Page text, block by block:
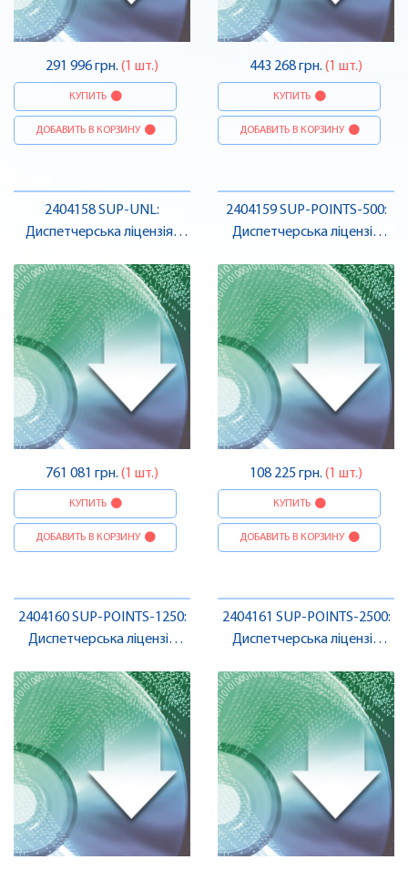
291 996 грн. (1 шт.)
КУПИТЬ
ДОБАВИТЬ В КОРЗИНУ
443 268 грн. (1 шт.)
КУПИТЬ
ДОБАВИТЬ В КОРЗИНУ
2404158 SUP-UNL:
Диспетчерська ліцензія ,
761 081 грн. (1 шт.)
КУПИТЬ
ДОБАВИТЬ В КОРЗИНУ
2404159 SUP-POINTS-500:
Диспетчерська ліцензія
108 225 грн. (1 шт.)
КУПИТЬ
ДОБАВИТЬ В КОРЗИНУ
2404160 SUP-POINTS-1250:
Диспетчерська ліцензія
2404161 SUP-POINTS-2500:
Диспетчерська ліцензія